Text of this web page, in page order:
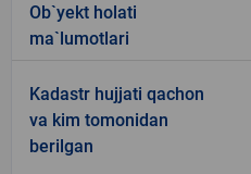
Ob`yekt holati
ma`lumotlari
Kadastr hujjati qachon
va kim tomonidan
berilgan